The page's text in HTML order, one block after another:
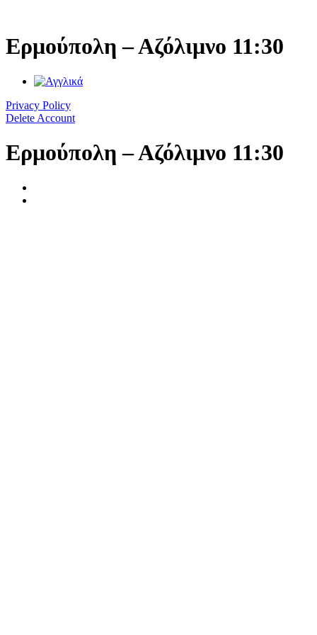
περιεχόμενο
Ερμούπολη – Αζόλιμνο 11:30
Privacy Policy
Delete Account
Ερμούπολη – Αζόλιμνο 11:30